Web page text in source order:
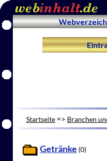
Startseite => Branchen
Getränke (0)